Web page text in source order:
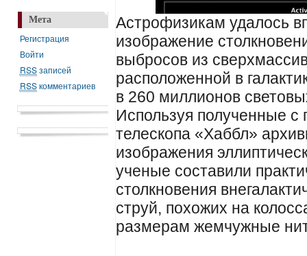
Мета
Регистрация
Войти
RSSзаписей
RSSкомментариев
Астрофизикам удалось
изображение
выбросов из
расположенной в
в 260 миллионов
Используя полученные
телескопа «Хаббл»
изображения
ученые составили
столкновения
струй, похожих на
размерам жемчужные